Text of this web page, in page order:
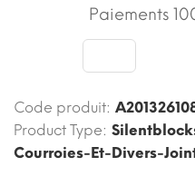
Paiements
Code produit:
Product Type:
Courroies-Et-Divers-